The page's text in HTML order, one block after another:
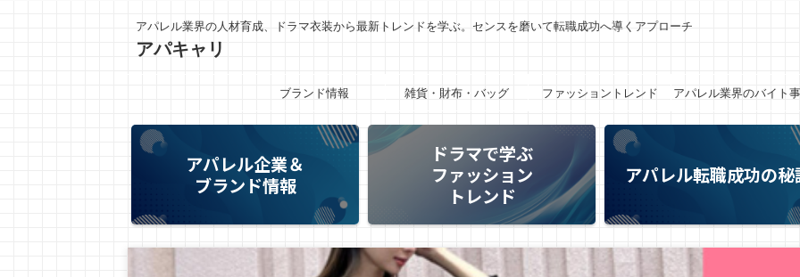
アパレル業界の人材育成、ドラマ衣装から最新トレンドを学ぶ。センスを磨いて転職成功へ導くアプローチ
アパキャリ
ブランド情報 雑貨・財布・バッグ ファッショントレンド アパレル業界のバイト
アパレル企業＆
ブランド情報
ドラマで学ぶ
ファッション
トレンド
アパレル転職成功の秘